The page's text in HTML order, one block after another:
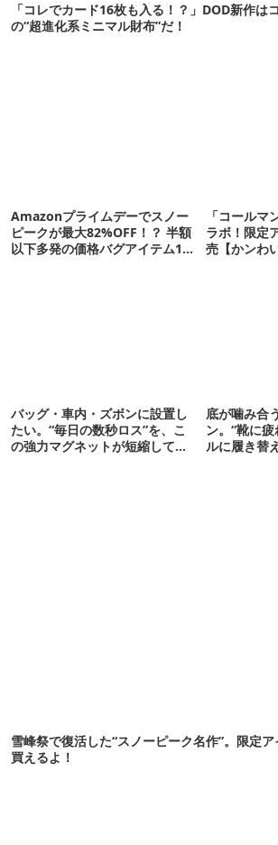
「コレでカード16枚も入る！？」DOD新作は
の“超進化系ミニマル財布”だ！
Amazonプライムデーでスノー
ピークが最大82%OFF！？ 半額
以下多発の価格バグアイテム11
「コールマ
ラボ！限定
売【かンわ
バッグ・車内・ズボンに設置し
たい。“毎日の数秒ロス”を、こ
の強力マグネットが短縮してく
底が噛み合
ン。“靴に
ルに履き替
雪峰祭で復活した“スノーピーク名作”。限定
買えるよ！